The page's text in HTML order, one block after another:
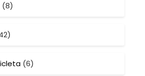
(8)
(6)